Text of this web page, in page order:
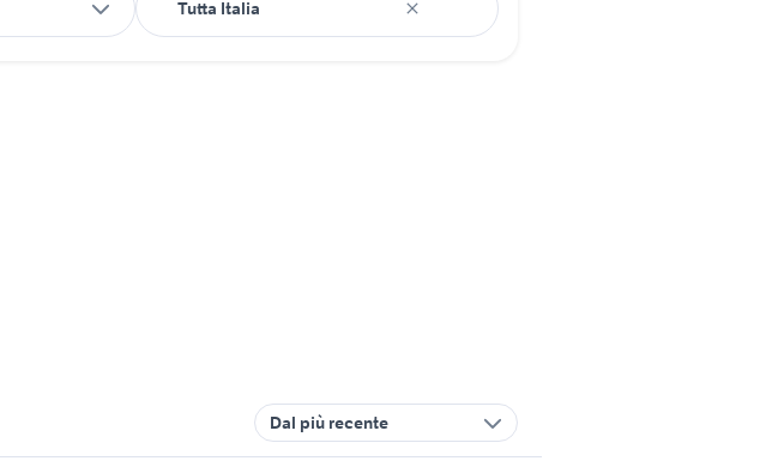
Dal più recente